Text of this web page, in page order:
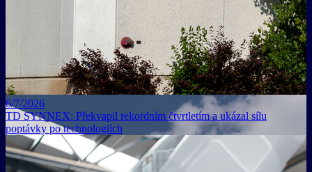
6/7/2026
TD SYNNEX: Překvapil rekordním čtvrtletím a ukázal sílu
poptávky po technologiích